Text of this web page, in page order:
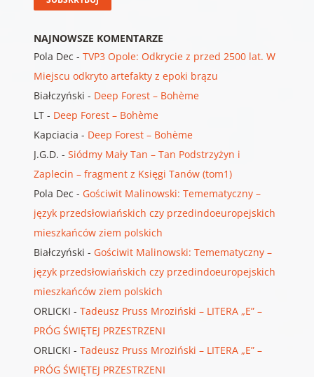
NAJNOWSZE KOMENTARZE
Pola Dec - TVP3 Opole: Odkrycie z przed 2500 lat. W
Miejscu odkryto artefakty z epoki brązu
Białczyński - Deep Forest – Bohème
LT- Deep Forest – Bohème
Kapciacia - Deep Forest – Bohème
J.G.D. - Siódmy Mały Tan – Tan Podstrzyżyn i
Zaplecin – fragment z Księgi Tanów (tom1)
Pola Dec - Gościwit Malinowski: Temematyczny –
język przedsłowiańskich czy przedindoeuropejskich
mieszkańców ziem polskich
Białczyński - Gościwit Malinowski: Temematyczny –
język przedsłowiańskich czy przedindoeuropejskich
mieszkańców ziem polskich
ORLICKI - Tadeusz Pruss Mroziński – LITERA „E” –
PRÓG ŚWIĘTEJ PRZESTRZENI
ORLICKI - Tadeusz Pruss Mroziński – LITERA „E” –
PRÓG ŚWIĘTEJ PRZESTRZENI